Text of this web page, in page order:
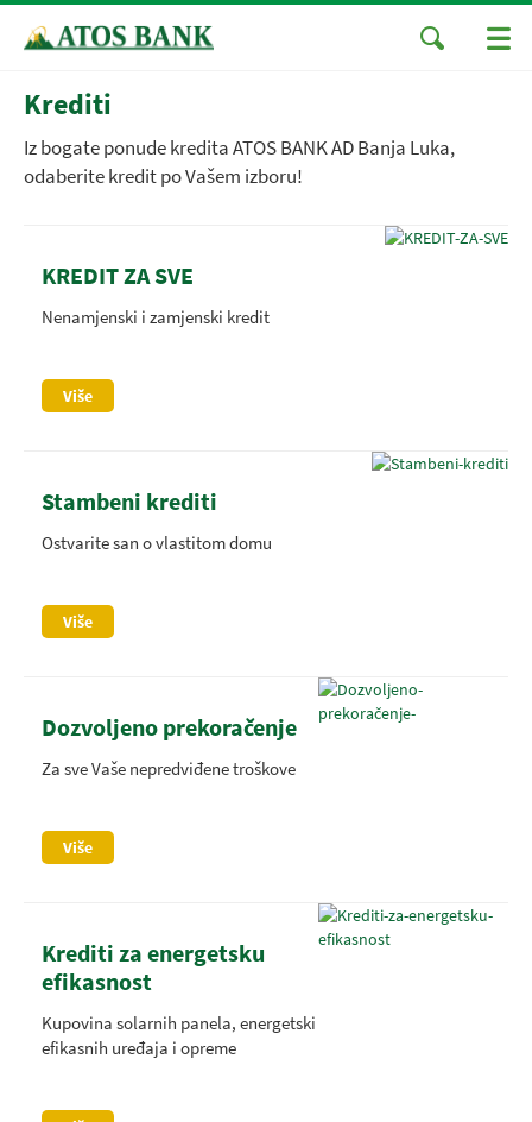
Krediti
Iz bogate ponude kredita ATOS BANK AD Banja Luka,
odaberite kredit po Vašem izboru!
KREDIT ZA SVE
Nenamjenski i zamjenski kredit
Više
Stambeni krediti
Ostvarite san o vlastitom domu
Više
Dozvoljeno prekoračenje
Za sve Vaše nepredviđene troškove
Više
Krediti za energetsku
efikasnost
Kupovina solarnih panela, energetski
efikasnih uređaja i opreme